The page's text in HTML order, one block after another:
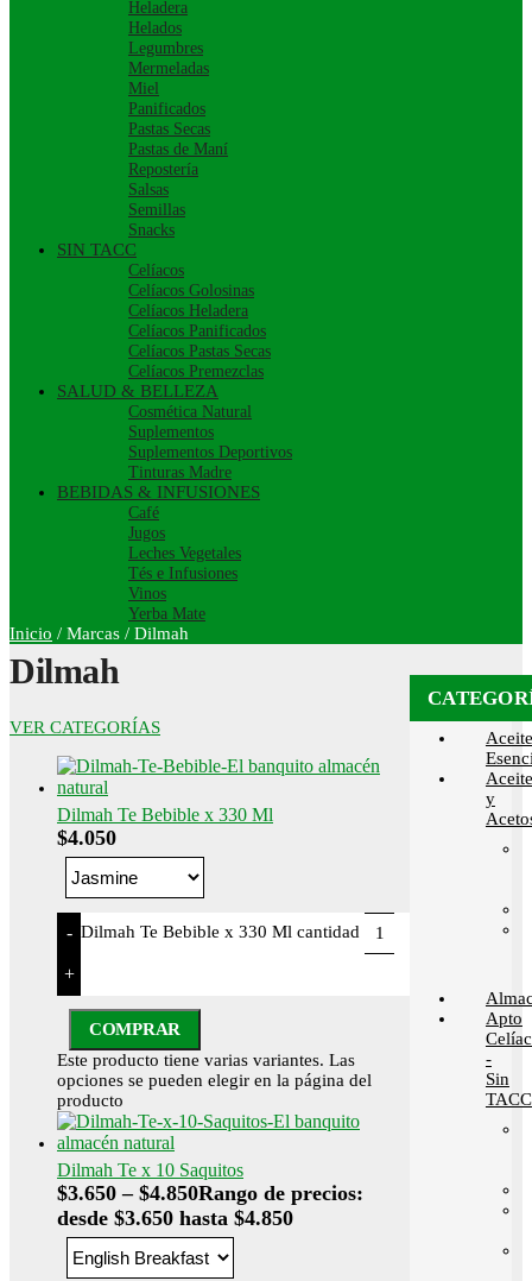
Heladera
Helados
Legumbres
Mermeladas
Miel
Panificados
Pastas Secas
Pastas de Maní
Repostería
Salsas
Semillas
Snacks
SIN TACC
Celíacos
Celíacos Golosinas
Celíacos Heladera
Celíacos Panificados
Celíacos Pastas Secas
Celíacos Premezclas
SALUD & BELLEZA
Cosmética Natural
Suplementos
Suplementos Deportivos
Tinturas Madre
BEBIDAS & INFUSIONES
Café
Jugos
Leches Vegetales
Tés e Infusiones
Vinos
Yerba Mate
Inicio / Marcas / Dilmah
Dilmah
VER CATEGORÍAS
Dilmah Te Bebible x 330 Ml
$4.050
- Dilmah Te Bebible x 330 Ml cantidad
+
COMPRAR
Este producto tiene varias variantes. Las
opciones se pueden elegir en la página del
producto
Dilmah Te x 10 Saquitos
$3.650 – $4.850Rango de precios:
desde $3.650 hasta $4.850
y
Apto
-
Sin
TACC